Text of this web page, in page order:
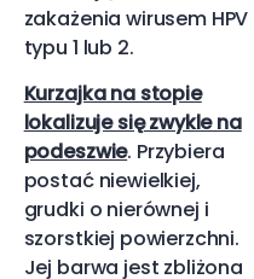
zakażenia wirusem HPV
typu 1 lub 2.
Kurzajka na stopie
lokalizuje się zwykle na
podeszwie. Przybiera
postać niewielkiej,
grudki o nierównej i
szorstkiej powierzchni.
Jej barwa jest zbliżona